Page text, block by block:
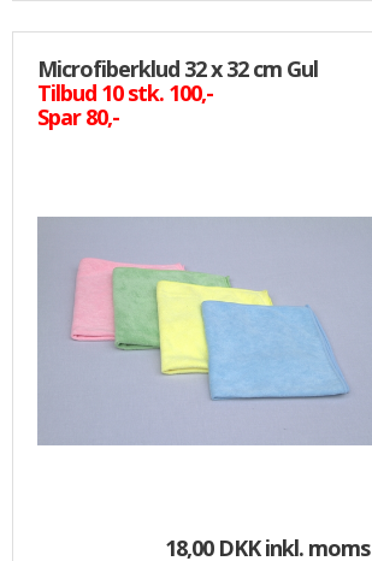
Microfiberklud 32 x 32 cm Gul
Tilbud 10 stk. 100,-
Spar 80,-
18,00 DKKinkl. moms